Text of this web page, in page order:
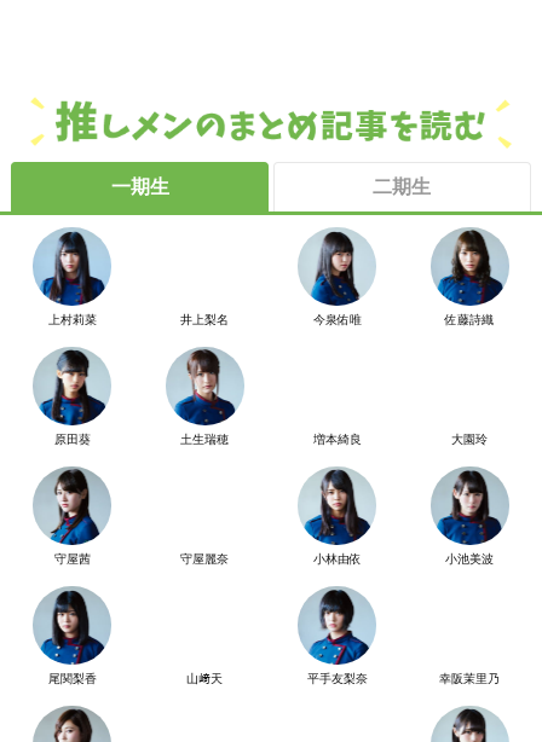
一期生 二期生
上村莉菜 井上梨名 今泉佑唯 佐藤詩織
原田葵 土生瑞穂 増本綺良 大園玲
守屋茜 守屋麗奈 小林由依 小池美波
尾関梨香 山﨑天 平手友梨奈 幸阪茉里乃